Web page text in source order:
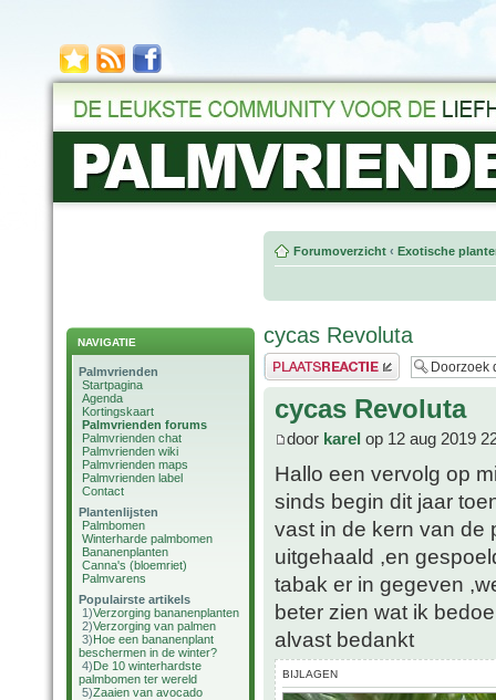
NAVIGATIE
Palmvrienden
Startpagina
Agenda
Kortingskaart
Palmvrienden forums
Palmvrienden chat
Palmvrienden wiki
Palmvrienden maps
Palmvrienden label
Contact
Plantenlijsten
Palmbomen
Winterharde palmbomen
Bananenplanten
Canna's (bloemriet)
Palmvarens
Populairste artikels
1)Verzorging bananenplanten
2)Verzorging van palmen
3)Hoe een bananenplant
beschermen in de winter?
4)De 10 winterhardste
palmbomen ter wereld
5)Zaaien van avocado
Forumoverzicht ‹ Exotische
cycas Revoluta
Plaats een reactie
cycas Revoluta
door karel op 12 aug 2019
Hallo een vervolg op
sinds begin dit jaar
vast in de kern van de
uitgehaald ,en
tabak er in gegeven
beter zien wat ik
alvast bedankt
BIJLAGEN